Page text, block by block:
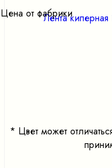
Цена от фабрики
* Цвет может